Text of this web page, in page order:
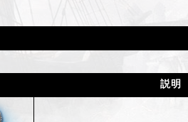
説明